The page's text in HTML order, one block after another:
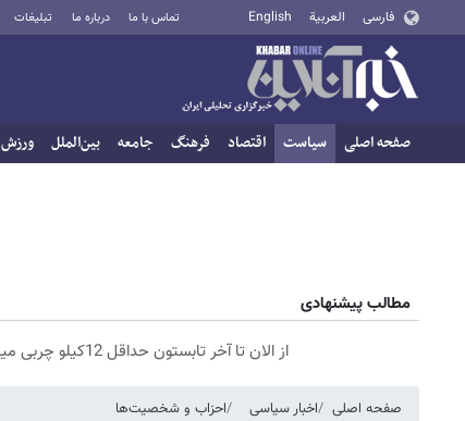
فارسی العربية English تماس با ما درباره ما تبلیغات
صفحه اصلی سیاست اقتصاد فرهنگ جامعه بین‌الملل ورزش
مطالب پیشنهادی
از الان تا آخر تابستون حداقل 12کیلو چربی میسوزونی🧨
صفحه اصلی اخبار سیاسی احزاب و شخصیت‌ها